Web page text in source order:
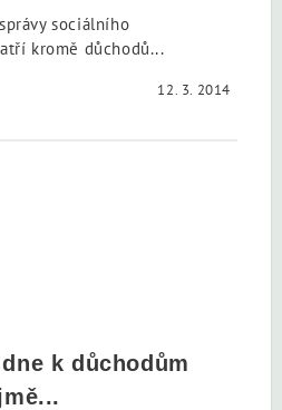
sociálního
kromě důchodů...
12. 3. 2014
k důchodům